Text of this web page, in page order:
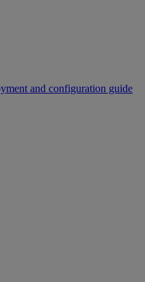
and configuration guide